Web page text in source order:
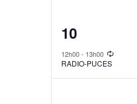
1
event,
10
12h00- 13h00
RADIO-PUCES